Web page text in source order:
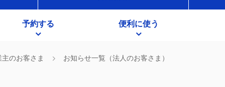
予約する 便利に使う
のお客さま お知らせ一覧（法人のお客さま）